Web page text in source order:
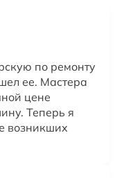
по ремонту
ее. Мастера
цене
Теперь я
возникших